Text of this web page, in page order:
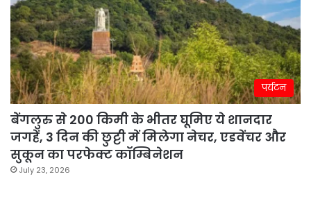
पर्यटन
बेंगलुरु से 200 किमी के भीतर घूमिए ये शानदार
जगहें, 3 दिन की छुट्टी में मिलेगा नेचर, एडवेंचर और
सुकून का परफेक्ट कॉम्बिनेशन
July 23, 2026